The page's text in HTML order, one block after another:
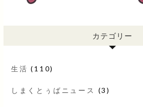
カテゴリー
生活 (110)
しまくとぅばニュース (3)